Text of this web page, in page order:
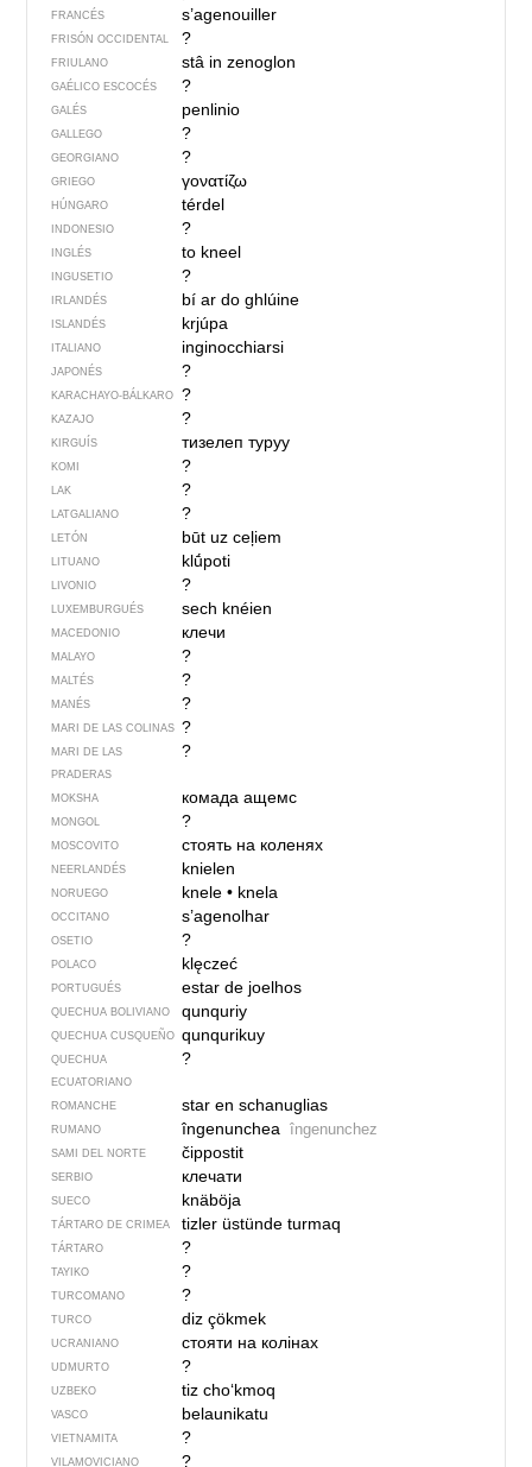
FRANCÉS s’agenouiller
FRISÓN OCCIDENTAL ?
FRIULANO stâ in zenoglon
GAÉLICO ESCOCÉS ?
GALÉS penlinio
GALLEGO ?
GEORGIANO ?
GRIEGO γονατίζω
HÚNGARO térdel
INDONESIO ?
INGLÉS to kneel
INGUSETIO ?
IRLANDÉS bí ar do ghlúine
ISLANDÉS krjúpa
ITALIANO inginocchiarsi
JAPONÉS ?
KARACHAYO-BÁLKARO ?
KAZAJO ?
KIRGUÍS тизелеп туруу
KOMI ?
LAK ?
LATGALIANO ?
LETÓN būt uz ceļiem
LITUANO klū́poti
LIVONIO ?
LUXEMBURGUÉS sech knéien
MACEDONIO клечи
MALAYO ?
MALTÉS ?
MANÉS ?
MARI DE LAS COLINAS ?
MARI DE LAS
PRADERAS
?
MOKSHA комада ащемс
MONGOL ?
MOSCOVITO стоять на коленях
NEERLANDÉS knielen
NORUEGO knele• knela
OCCITANO s’agenolhar
OSETIO ?
POLACO klęczeć
PORTUGUÉS estar de joelhos
QUECHUA BOLIVIANO qunquriy
QUECHUA CUSQUEÑO qunqurikuy
QUECHUA
ECUATORIANO
?
ROMANCHE star en schanuglias
RUMANO îngenunchea îngenunchez
SAMI DEL NORTE čippostit
SERBIO клечати
SUECO knäböja
TÁRTARO DE CRIMEA tizler üstünde turmaq
TÁRTARO ?
TAYIKO ?
TURCOMANO ?
TURCO diz çökmek
UCRANIANO стояти на колінах
UDMURTO ?
UZBEKO tiz cho‘kmoq
VASCO belaunikatu
VIETNAMITA ?
VILAMOVICIANO ?